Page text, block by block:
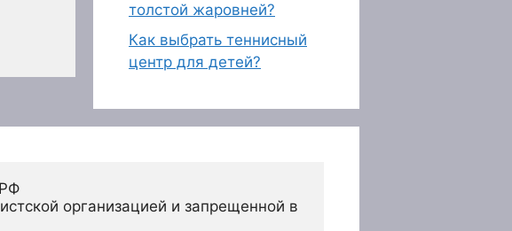
толстой жаровней?
Как выбрать теннисный
центр для детей?
организацией и запрещенной в